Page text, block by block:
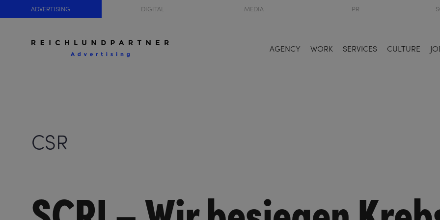
ADVERTISING DIGITAL MEDIA PR
AGENCY WORK SERVICES CULTURE
CSR